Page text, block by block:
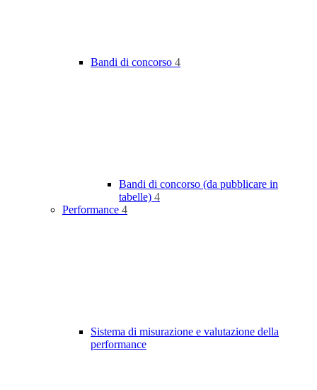
Bandi di concorso 4
Bandi di concorso (da pubblicare in
tabelle) 4
Performance 4
Sistema di misurazione e valutazione della
performance